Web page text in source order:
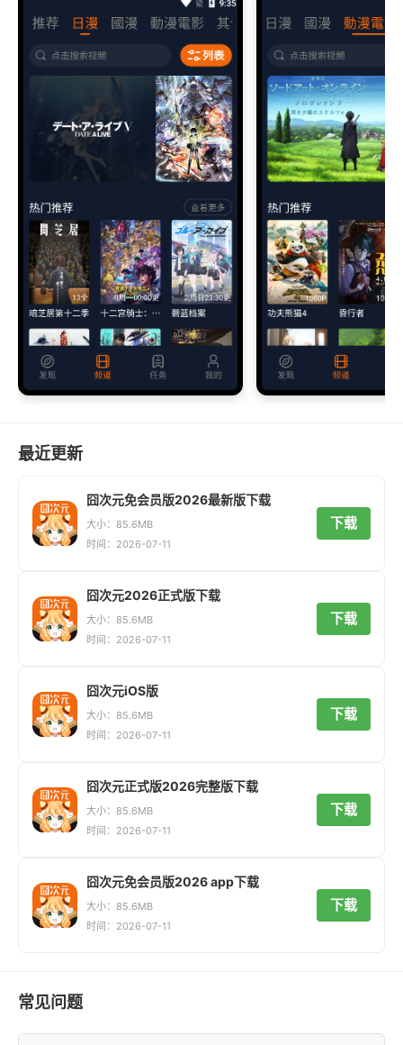
最近更新
囧次元免会员版2026最新版下载
大小：85.6MB
时间：2026-07-11
下载
囧次元2026正式版下载
大小：85.6MB
时间：2026-07-11
下载
囧次元iOS版
大小：85.6MB
时间：2026-07-11
下载
囧次元正式版2026完整版下载
大小：85.6MB
时间：2026-07-11
下载
囧次元免会员版2026 app下载
大小：85.6MB
时间：2026-07-11
下载
常见问题